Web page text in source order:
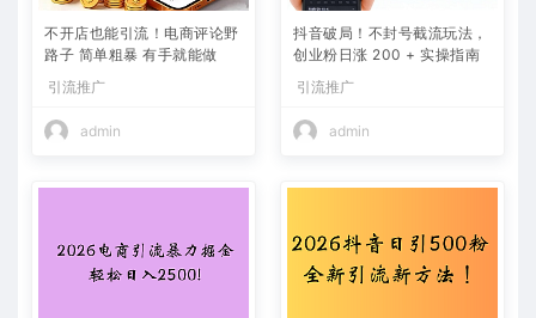
不开店也能引流！电商评论野
路子 简单粗暴 有手就能做
引流推广
admin
抖音破局！不封号截流玩法，
创业粉日涨 200 + 实操指南
引流推广
admin